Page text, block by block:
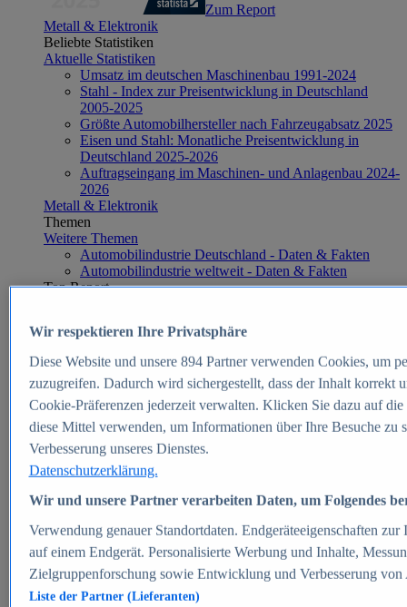
Zum Report
Metall & Elektronik
Beliebte Statistiken
Aktuelle Statistiken
Umsatz im deutschen Maschinenbau 1991-2024
Stahl - Index zur Preisentwicklung in Deutschland
2005-2025
Größte Automobilhersteller nach Fahrzeugabsatz 2025
Eisen und Stahl: Monatliche Preisentwicklung in
Deutschland 2025-2026
Auftragseingang im Maschinen- und Anlagenbau 2024-
2026
Metall & Elektronik
Themen
Weitere Themen
Automobilindustrie Deutschland - Daten & Fakten
Automobilindustrie weltweit - Daten & Fakten
Top Report
Zum Report
E-commerce
Beliebte Statistiken
Aktuelle Statistiken
E-Commerce - Entwicklung des Umsatzes in
Deutschland 1999-2025
Umsatz von Amazon in Deutschland und weltweit
2010-2025
B2C-E-Commerce: Top-50 Online Shops in
Deutschland 2024
Marktanteile von Online-Zahlungsverfahren in
Deutschland 2024
Umsatzstarke Warengruppen im Online-Handel in
Deutschland 2023-2025
Wir respektieren Ihre Privatsphäre
Diese Website und unsere 894Partner verwenden Cookies, um
zuzugreifen. Dadurch wird sichergestellt, dass der Inhalt korrekt
Cookie-Präferenzen jederzeit verwalten. Klicken Sie dazu auf
diese Mittel verwenden, um Informationen über Ihre Besuche
Verbesserung unseres Dienstes.
Datenschutzerklärung.
Wir und unsere Partner verarbeiten Daten, um Folgendes
Verwendung genauer Standortdaten. Endgeräteeigenschaften
auf einem Endgerät. Personalisierte Werbung und Inhalte,
Zielgruppenforschung sowie Entwicklung und Verbesserung von
Liste der Partner (Lieferanten)